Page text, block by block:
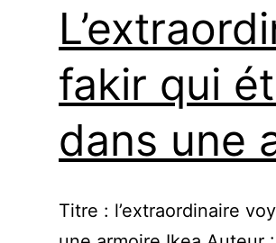
fakir qui
dans une
Titre : l’extraordinaire